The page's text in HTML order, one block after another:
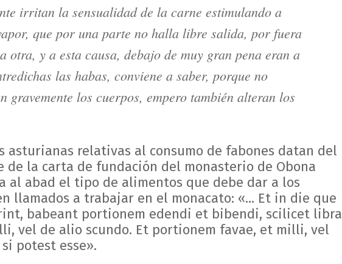
irritan la sensualidad de la carne estimulando a
que por una parte no halla libre salida, por fuera
otra, y a esta causa, debajo de muy gran pena eran a
las habas, conviene a saber, porque no
gravemente los cuerpos, empero también alteran los
asturianas relativas al consumo de fabones datan del
de la carta de fundación del monasterio de Obona
al abad el tipo de alimentos que debe dar a los
llamados a trabajar en el monacato: «... Et in die que
babeant portionem edendi et bibendi, scilicet libra
vel de alio scundo. Et portionem favae, et milli, vel
potest esse».